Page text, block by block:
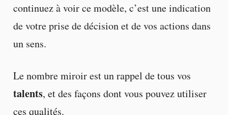
continuez à voir ce modèle, c’est une indication
de votre prise de décision et de vos actions dans
un sens.
Le nombre miroir est un rappel de tous vos
talents, et des façons dont vous pouvez utiliser
ces qualités.